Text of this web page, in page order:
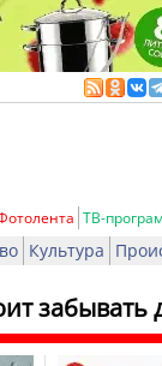
ТВ-
Культура